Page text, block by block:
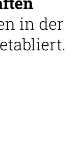
in der